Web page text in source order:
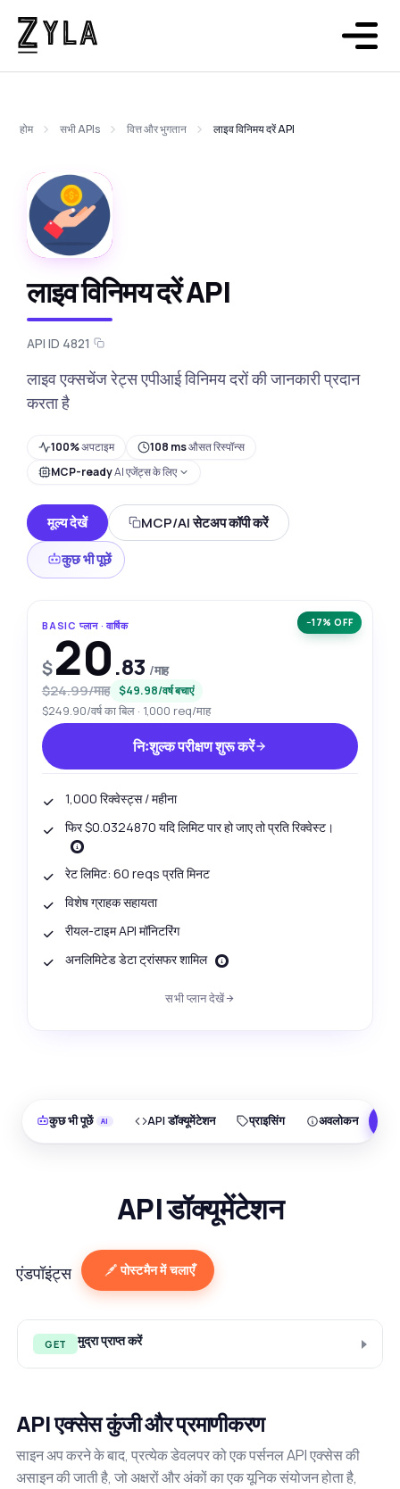
होम सभी APIs वित्त और भुगतान लाइव विनिमय दरें API
लाइव विनिमय दरें API
API ID 4821
लाइव एक्सचेंज रेट्स एपीआई विनिमय दरों की जानकारी प्रदान
करता है
100%अपटाइम 108 msऔसत रिस्पॉन्स
MCP-readyAI एजेंट्स के लिए
मूल्य देखें
MCP/AI सेटअप कॉपी करें
कुछ भी पूछें
−17% OFF
BASIC प्लान · वार्षिक
$20.83 /माह
$24.99/माह $49.98/वर्ष बचाएं
$249.90/वर्ष का बिल · 1,000 req/माह
निःशुल्क परीक्षण शुरू करें
1,000 रिक्वेस्ट्स / महीना
फिर $0.0324870 यदि लिमिट पार हो जाए तो प्रति रिक्वेस्ट।
रेट लिमिट: 60 reqs प्रति मिनट
विशेष ग्राहक सहायता
रीयल-टाइम API मॉनिटरिंग
अनलिमिटेड डेटा ट्रांसफर शामिल
सभी प्लान देखें
कुछ भी पूछें API डॉक्यूमेंटेशन प्राइसिंग अवलोकन
API डॉक्यूमेंटेशन
एंडपॉइंट्स पोस्टमैन में चलाएँ
GET मुद्रा प्राप्त करें
API एक्सेस कुंजी और प्रमाणीकरण
साइन अप करने के बाद, प्रत्येक डेवलपर को एक पर्सनल API एक्सेस की
असाइन की जाती है, जो अक्षरों और अंकों का एक यूनिक संयोजन होता है,